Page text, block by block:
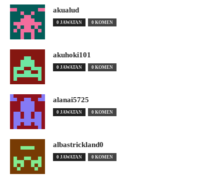
akualud
0 JAWATAN 0 KOMEN
akuhoki101
0 JAWATAN 0 KOMEN
alanai5725
0 JAWATAN 0 KOMEN
albastrickland0
0 JAWATAN 0 KOMEN